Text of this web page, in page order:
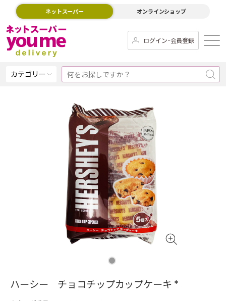
ネットスーパー オンラインショップ
ログイン･会員登録
カテゴリー
ハーシー チョコチップカップケーキ *